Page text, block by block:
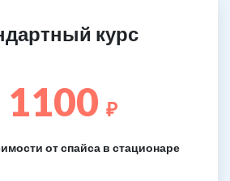
курс
1100 ₽
от спайса в стационаре